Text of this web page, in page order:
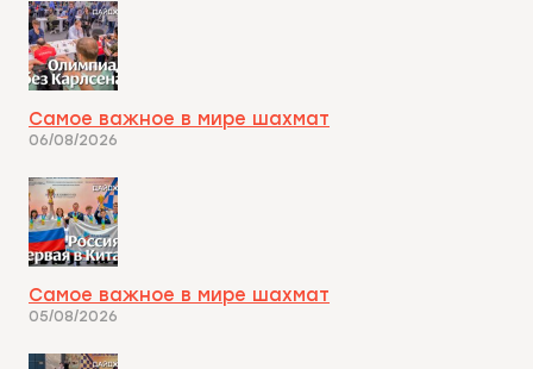
Самое важное в мире шахмат
06/08/2026
Самое важное в мире шахмат
05/08/2026